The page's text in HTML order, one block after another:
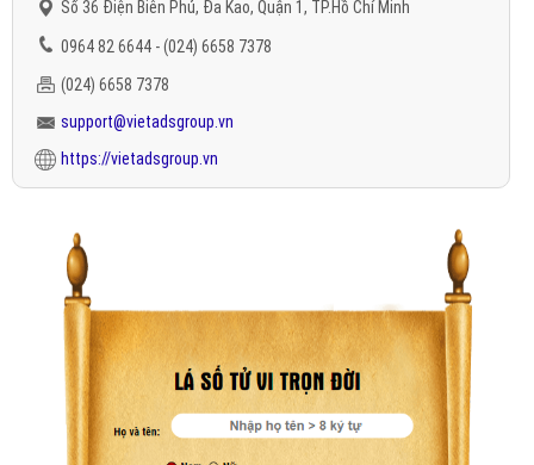
Số 36 Điện Biên Phủ, Đa Kao, Quận 1, TP.Hồ Chí Minh
0964 82 6644 - (024) 6658 7378
(024) 6658 7378
support@vietadsgroup.vn
https://vietadsgroup.vn